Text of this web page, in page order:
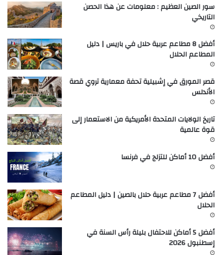
سور الصين العظيم : معلومات عن هذا الحصن
التاريخي
أفضل 8 مطاعم عربية حلال في باريس | دليل
المطاعم الحلال
قصر المورق في إشبيلية تحفة معمارية تروي قصة
الأندلس
تاريخ الولايات المتحدة الأمريكية من الاستعمار إلى
قوة عالمية
أفضل 10 أماكن للتزلج في فرنسا
أفضل 7 مطاعم عربية حلال بالصين | دليل المطاعم
الحلال
أفضل 5 أماكن للاحتفال بليلة رأس السنة في
إسطنبول 2026